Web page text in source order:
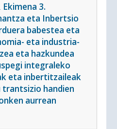
Ekimena 3.
eta Inbertsio
babestea eta
eta industria-
eta hazkundea
integraleko
eta inbertitzaileak
handien
aurrean